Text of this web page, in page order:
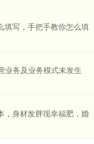
填写，手把手教你怎么填
业务及业务模式未发生
，身材发胖现幸福肥，婚